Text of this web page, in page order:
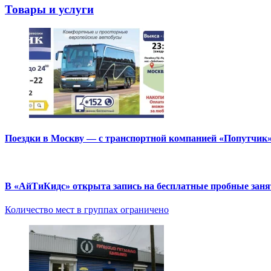
Товары и услуги
Поездки в Москву — с транспортной компанией «Попутчик»
В «АйТиКидс» открыта запись на бесплатные пробные
Количество мест в группах ограничено